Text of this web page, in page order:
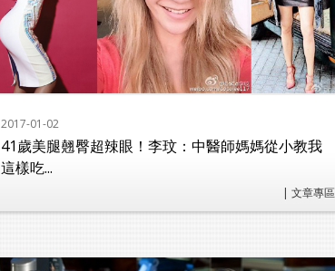
2017-01-02
41歲美腿翹臀超辣眼！李玟：中醫師媽媽從小教我
這樣吃...
| 文章專區